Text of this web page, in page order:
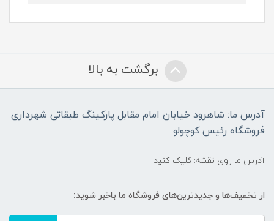
برگشت به بالا
آدرس ما: شاهرود خیابان امام مقابل پارکینگ طبقاتی شهرداری
فروشگاه رئیس کوچولو
آدرس ما روی نقشه: کلیک کنید
از تخفیف‌ها و جدیدترین‌های فروشگاه ما باخبر شوید: